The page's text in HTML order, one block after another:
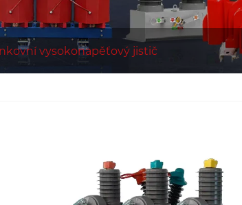
vysokonapěťový jistič